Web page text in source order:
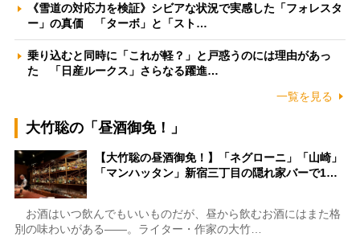
《雪道の対応力を検証》シビアな状況で実感した「フォレスタ
ー」の真価 「ターボ」と「スト…
乗り込むと同時に「これが軽？」と戸惑うのには理由があっ
た 「日産ルークス」さらなる躍進…
一覧を見る
大竹聡の「昼酒御免！」
【大竹聡の昼酒御免！】「ネグローニ」「山崎」
「マンハッタン」新宿三丁目の隠れ家バーで1…
お酒はいつ飲んでもいいものだが、昼から飲むお酒にはまた格
別の味わいがある――。ライター・作家の大竹…